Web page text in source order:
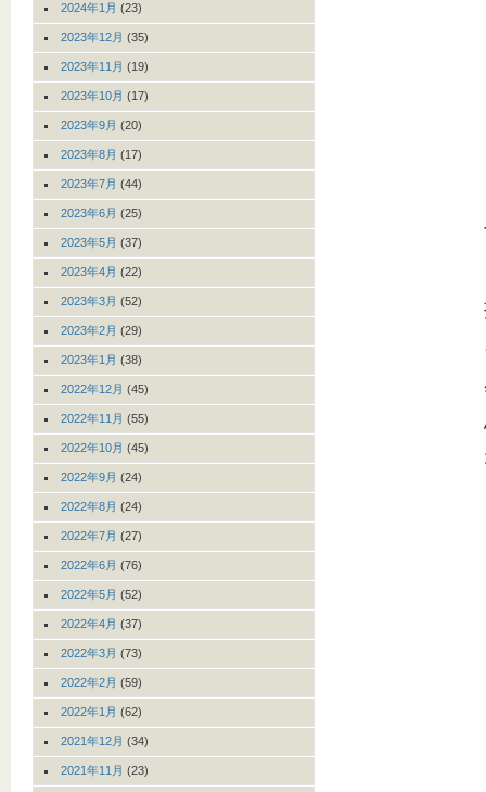
2024年1月 (23)
2023年12月 (35)
2023年11月 (19)
2023年10月 (17)
2023年9月 (20)
2023年8月 (17)
2023年7月 (44)
2023年6月 (25)
2023年5月 (37)
2023年4月 (22)
2023年3月 (52)
2023年2月 (29)
2023年1月 (38)
2022年12月 (45)
2022年11月 (55)
2022年10月 (45)
2022年9月 (24)
2022年8月 (24)
2022年7月 (27)
2022年6月 (76)
2022年5月 (52)
2022年4月 (37)
2022年3月 (73)
2022年2月 (59)
2022年1月 (62)
2021年12月 (34)
2021年11月 (23)